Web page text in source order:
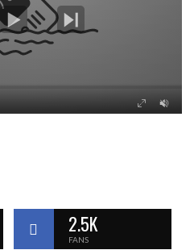
2.5K
FANS